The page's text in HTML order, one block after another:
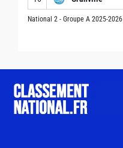
National 2 - Groupe A 2025-2026